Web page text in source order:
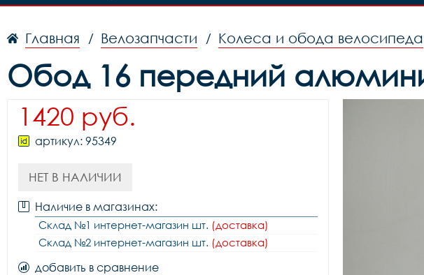
Главная / Велозапчасти / Колеса и обода велосипеда
Обод 16 передний
1420 руб.
артикул: 95349
НЕТ В НАЛИЧИИ
Наличие в магазинах:
Склад №1 интернет-магазин шт. (доставка)
Склад №2 интернет-магазин шт. (доставка)
добавить в сравнение